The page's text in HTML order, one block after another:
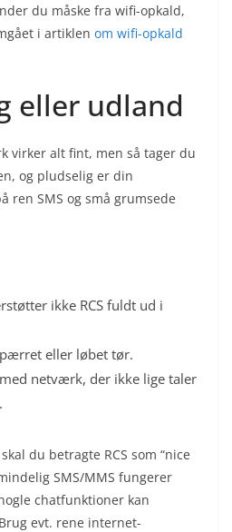
du måske fra wifi-opkald,
i artiklen om wifi-opkald
eller udland
virker alt fint, men så tager du
og pludselig er din
ren SMS og små grumsede
ikke RCS fuldt ud i
eller løbet tør.
netværk, der ikke lige taler
du betragte RCS som “nice
SMS/MMS fungerer
chatfunktioner kan
evt. rene internet-